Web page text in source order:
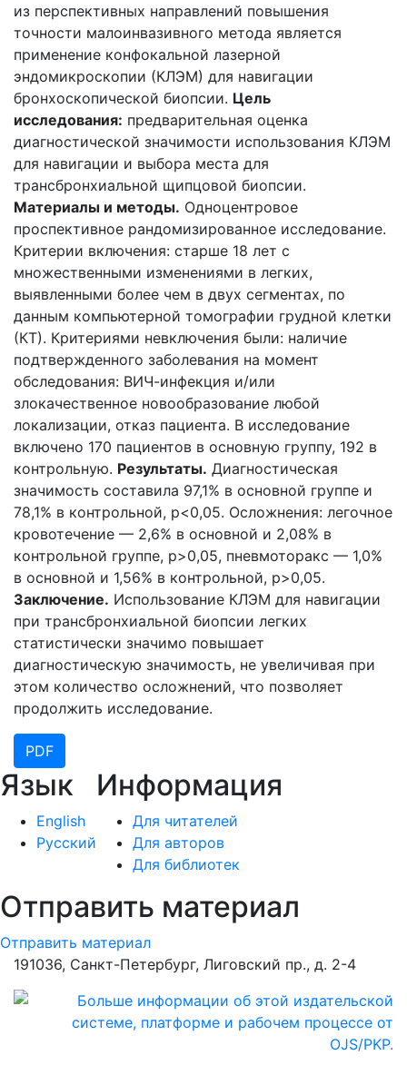
из перспективных направлений повышения
точности малоинвазивного метода является
применение конфокальной лазерной
эндомикроскопии (КЛЭМ) для навигации
бронхоскопической биопсии. Цель
исследования: предварительная оценка
диагностической значимости использования КЛЭМ
для навигации и выбора места для
трансбронхиальной щипцовой биопсии.
Материалы и методы. Одноцентровое
проспективное рандомизированное исследование.
Критерии включения: старше 18 лет с
множественными изменениями в легких,
выявленными более чем в двух сегментах, по
данным компьютерной томографии грудной клетки
(КТ). Критериями невключения были: наличие
подтвержденного заболевания на момент
обследования: ВИЧ-инфекция и/или
злокачественное новообразование любой
локализации, отказ пациента. В исследование
включено 170 пациентов в основную группу, 192 в
контрольную. Результаты. Диагностическая
значимость составила 97,1% в основной группе и
78,1% в контрольной, p<0,05. Осложнения: легочное
кровотечение — 2,6% в основной и 2,08% в
контрольной группе, p>0,05, пневмоторакс — 1,0%
в основной и 1,56% в контрольной, p>0,05.
Заключение. Использование КЛЭМ для навигации
при трансбронхиальной биопсии легких
статистически значимо повышает
диагностическую значимость, не увеличивая при
этом количество осложнений, что позволяет
продолжить исследование.
PDF
Язык
English
Русский
Информация
Для читателей
Для авторов
Для библиотек
Отправить материал
Отправить материал
191036, Санкт-Петербург, Лиговский пр., д. 2-4